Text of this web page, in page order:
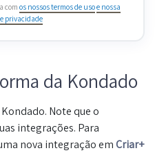
com os nossos termos de usoe nossa
privacidade
da Kondado
Note que o
integrações. Para
nova integração emCriar+